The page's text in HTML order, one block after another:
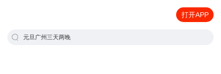
打开APP
元旦广州三天两晚